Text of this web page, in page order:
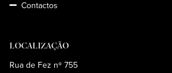
Contactos
LOCALIZAÇÃO
Rua de Fez nº 755